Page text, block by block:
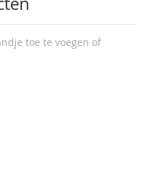
toe te voegen of